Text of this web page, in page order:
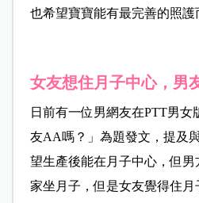
也希望寶寶能有最完善的照護
女友想住月子中心，男
日前有一位男網友在PTT男
友AA嗎？」為題發文，提及
望生產後能在月子中心，但
家坐月子，但是女友覺得住